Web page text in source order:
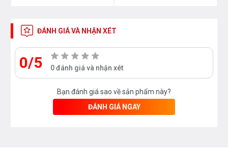
ĐÁNH GIÁ VÀ NHẬN XÉT
0/5 0 đánh giá và nhận xét
Bạn đánh giá sao về sản phẩm này?
ĐÁNH GIÁ NGAY